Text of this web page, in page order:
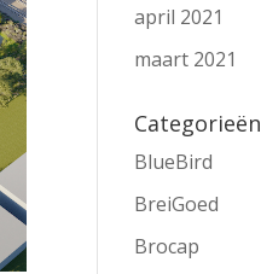
april 2021
maart 2021
Categorieën
BlueBird
BreiGoed
Brocap